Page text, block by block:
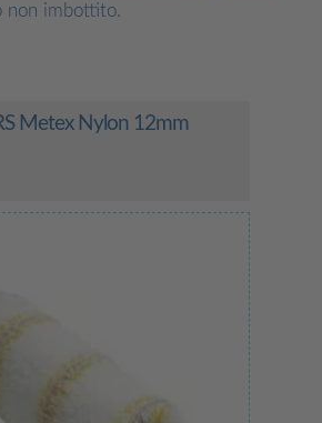
non imbottito.
Metex Nylon 12mm